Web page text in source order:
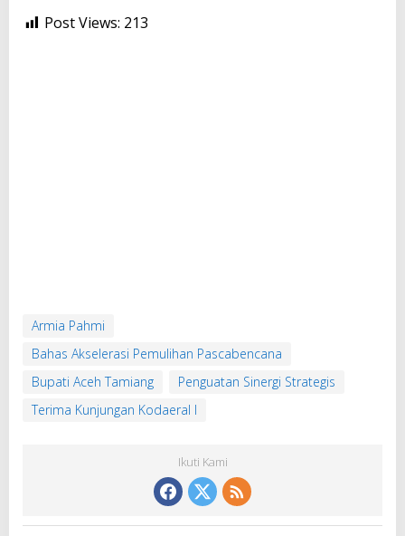
Post Views: 213
Armia Pahmi
Bahas Akselerasi Pemulihan Pascabencana
Bupati Aceh Tamiang
Penguatan Sinergi Strategis
Terima Kunjungan Kodaeral I
Ikuti Kami